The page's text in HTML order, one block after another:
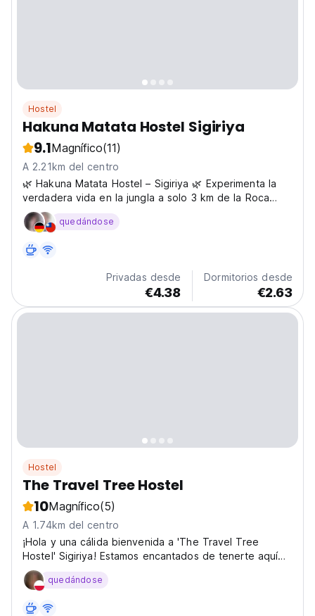
Hostel
Hakuna Matata Hostel Sigiriya
9.1Magnífico(11)
A 2.21km del centro
🌿 Hakuna Matata Hostel – Sigiriya 🌿 Experimenta la
verdadera vida en la jungla a solo 3 km de la Roca
Pidurangala y a 15 minutos a pie de la magnífica Roca
del León de Sigiriya❤️. Nuestro alegre hostal está
quedándose
Privadas desde
€4.38
Dormitorios desde
€2.63
Hostel
The Travel Tree Hostel
10Magnífico(5)
A 1.74km del centro
¡Hola y una cálida bienvenida a 'The Travel Tree
Hostel' Sigiriya! Estamos encantados de tenerte aquí
en The Travel Tree Hostel, ubicado en el corazón de
la naturaleza. Rodeado de monos, pájaros y las
quedándose